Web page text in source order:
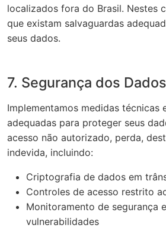
localizados fora do Brasil. Nestes
que existam salvaguardas
seus dados.
7. Segurança dos Dados
Implementamos medidas técnicas
adequadas para proteger seus
acesso não autorizado, perda,
indevida, incluindo:
Criptografia de dados em
Controles de acesso restrito
Monitoramento de segurança
vulnerabilidades